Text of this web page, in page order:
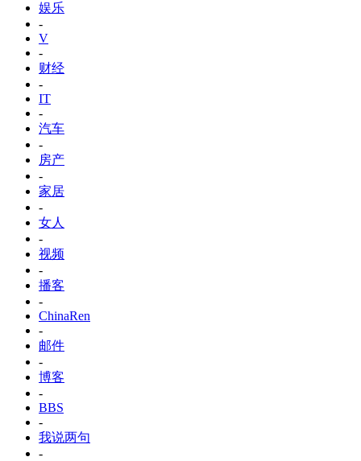
娱乐
-
V
-
财经
-
IT
-
汽车
-
房产
-
家居
-
女人
-
视频
-
播客
-
ChinaRen
-
邮件
-
博客
-
BBS
-
我说两句
-